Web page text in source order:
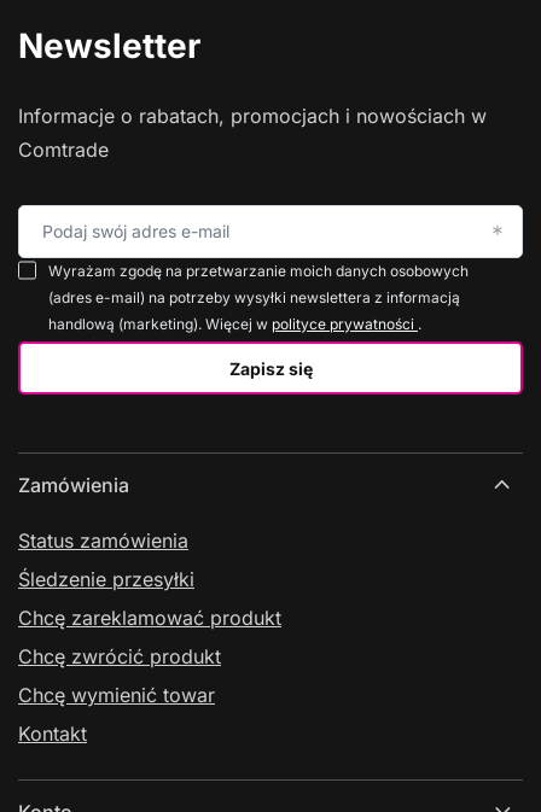
Newsletter
Informacje o rabatach, promocjach i nowościach w
Comtrade
Podaj swój adres e-mail
Zapisz się
Wyrażam zgodę na przetwarzanie moich danych osobowych
(adres e-mail) na potrzeby wysyłki newslettera z informacją
handlową (marketing). Więcej w polityce prywatności .
Zamówienia
Status zamówienia
Śledzenie przesyłki
Chcę zareklamować produkt
Chcę zwrócić produkt
Chcę wymienić towar
Kontakt